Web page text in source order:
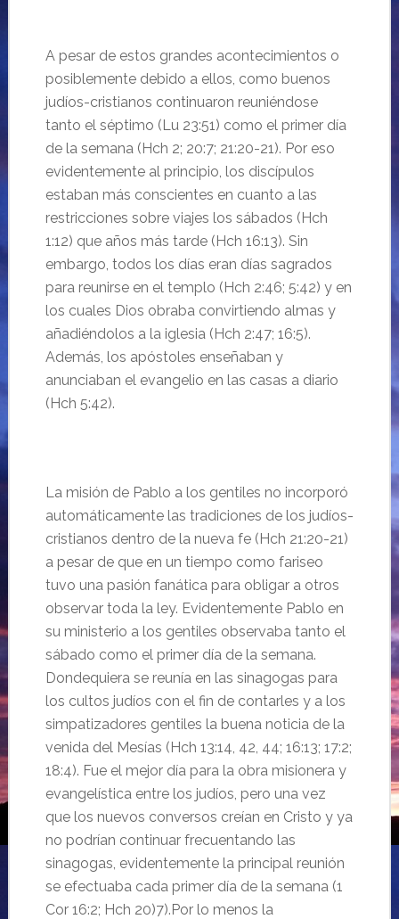
A pesar de estos grandes acontecimientos o
posiblemente debido a ellos, como buenos
judíos-cristianos continuaron reuniéndose
tanto el séptimo (Lu 23:51) como el primer día
de la semana (Hch 2; 20:7; 21:20-21). Por eso
evidentemente al principio, los discípulos
estaban más conscientes en cuanto a las
restricciones sobre viajes los sábados (Hch
1:12) que años más tarde (Hch 16:13). Sin
embargo, todos los días eran días sagrados
para reunirse en el templo (Hch 2:46; 5:42) y en
los cuales Dios obraba convirtiendo almas y
añadiéndolos a la iglesia (Hch 2:47; 16:5).
Además, los apóstoles enseñaban y
anunciaban el evangelio en las casas a diario
(Hch 5:42).
La misión de Pablo a los gentiles no incorporó
automáticamente las tradiciones de los judíos-
cristianos dentro de la nueva fe (Hch 21:20-21)
a pesar de que en un tiempo como fariseo
tuvo una pasión fanática para obligar a otros
observar toda la ley. Evidentemente Pablo en
su ministerio a los gentiles observaba tanto el
sábado como el primer día de la semana.
Dondequiera se reunía en las sinagogas para
los cultos judíos con el fin de contarles y a los
simpatizadores gentiles la buena noticia de la
venida del Mesías (Hch 13:14, 42, 44; 16:13; 17:2;
18:4). Fue el mejor día para la obra misionera y
evangelística entre los judíos, pero una vez
que los nuevos conversos creían en Cristo y ya
no podrían continuar frecuentando las
sinagogas, evidentemente la principal reunión
se efectuaba cada primer día de la semana (1
Cor 16:2; Hch 20)7).Por lo menos la